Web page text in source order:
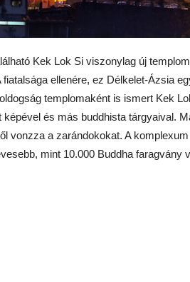
Kek Lok Si viszonylag új
ellenére, ez Délkelet-Ázsia
templomaként is ismert Kek
képével és más buddhista tárgyaival.
vonzza a zarándokokat. A
mint 10.000 Buddha faragvány